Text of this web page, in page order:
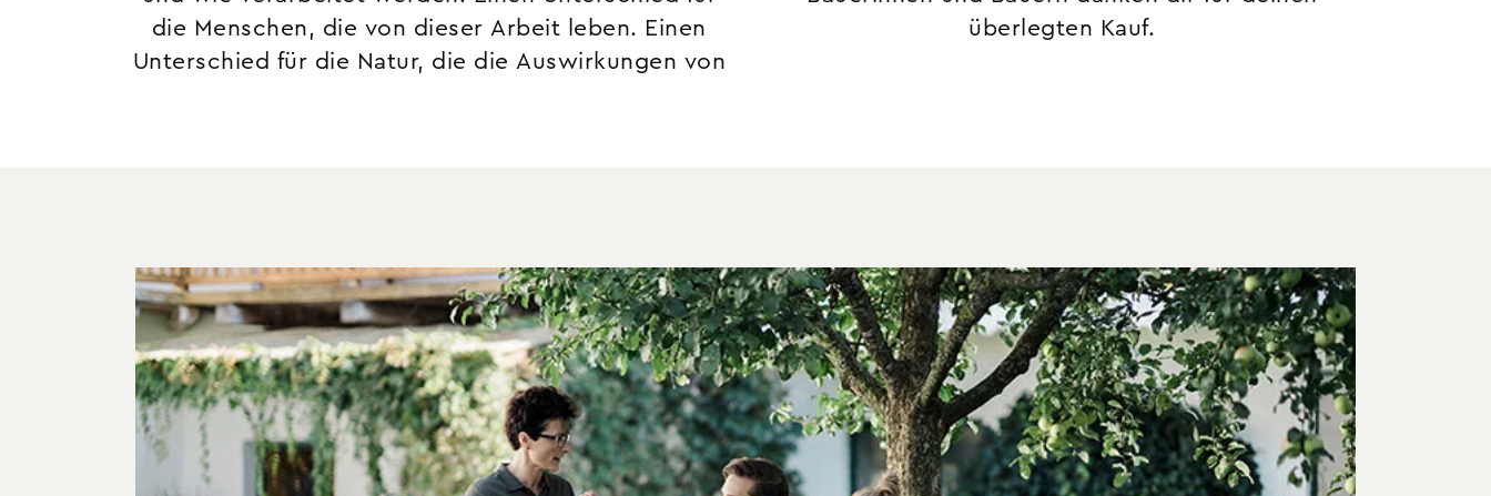
die Menschen, die von dieser Arbeit leben. Einen
Unterschied für die Natur, die die Auswirkungen von
überlegten Kauf.